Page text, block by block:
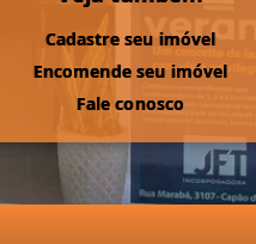
Cadastre seu imóvel
Encomende seu imóvel
Fale conosco